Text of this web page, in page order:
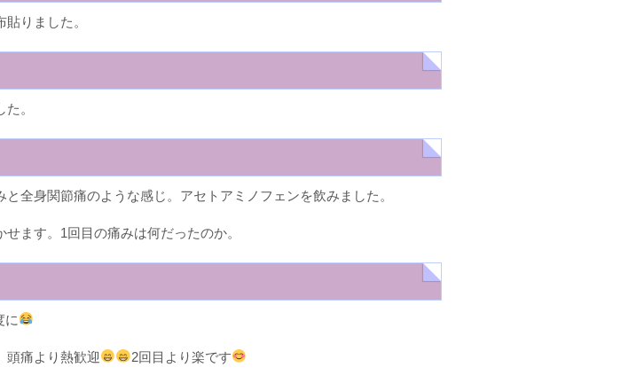
りました。
。
全身関節痛のような感じ。アセトアミノフェンを飲みました。
ます。1回目の痛みは何だったのか。
に
頭痛より熱歓迎 2回目より楽です